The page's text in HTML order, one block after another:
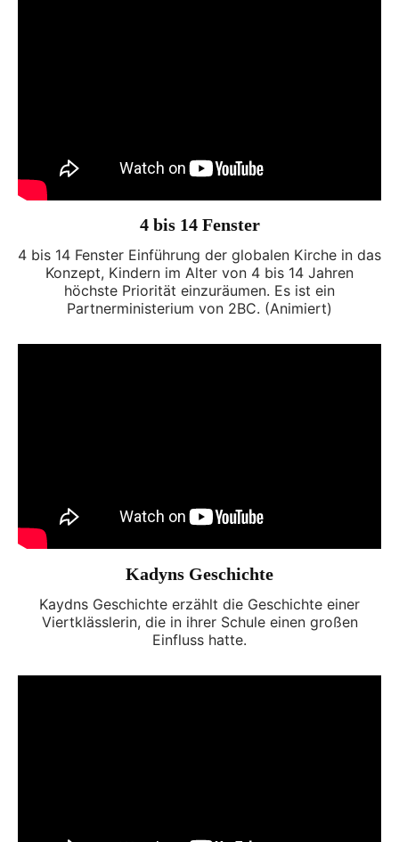
4 bis 14 Fenster
4 bis 14 Fenster Einführung der globalen Kirche in das
Konzept, Kindern im Alter von 4 bis 14 Jahren
höchste Priorität einzuräumen. Es ist ein
Partnerministerium von 2BC. (Animiert)
Kadyns Geschichte
Kaydns Geschichte erzählt die Geschichte einer
Viertklässlerin, die in ihrer Schule einen großen
Einfluss hatte.